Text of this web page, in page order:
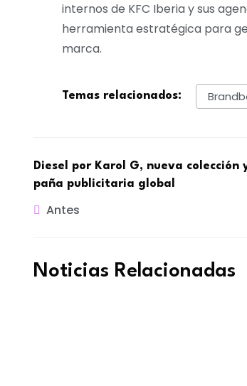
internos de KFC Iberia y sus
herramienta estratégica para
marca.
Temas relacionados:
Diesel por Karol G, nueva colección
paña publicitaria global
Antes
Noticias Relacionadas